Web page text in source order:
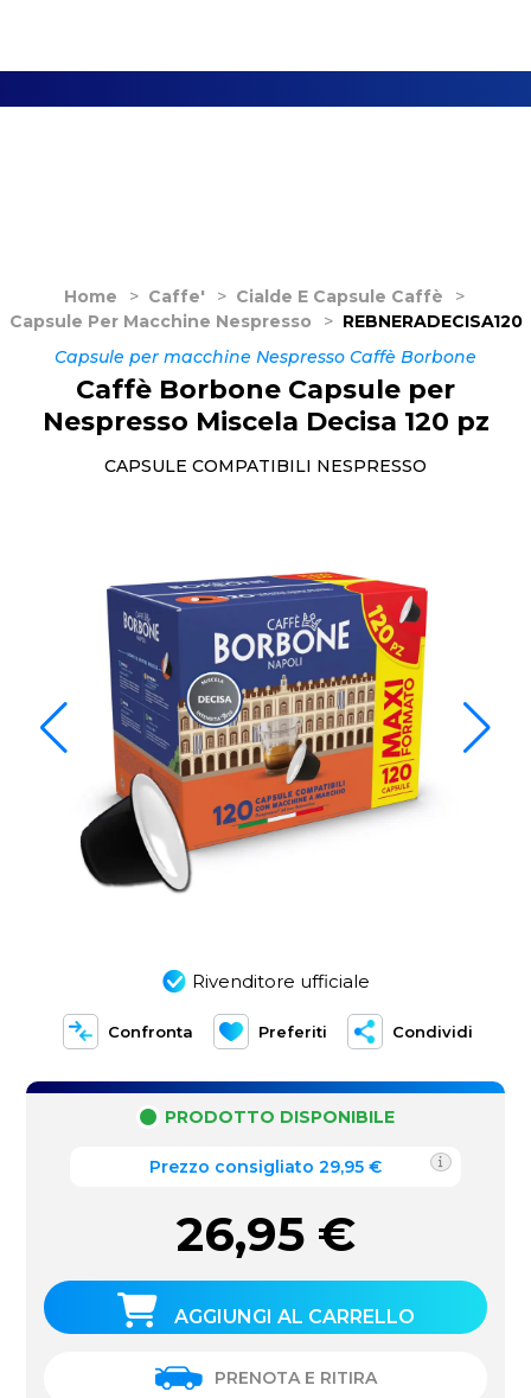
Home > Caffe' > Cialde E Capsule Caffè
>
Capsule Per Macchine Nespresso
> REBNERADECISA120
Capsule per macchine Nespresso Caffè Borbone
Rivenditore ufficiale
Confronta Preferiti Condividi
Caffè Borbone Capsule per
Nespresso Miscela Decisa 120 pz
CAPSULE COMPATIBILI NESPRESSO
PRODOTTO DISPONIBILE
Prezzo consigliato 29,95 €
26,95 €
AGGIUNGI AL CARRELLO
PRENOTA E RITIRA